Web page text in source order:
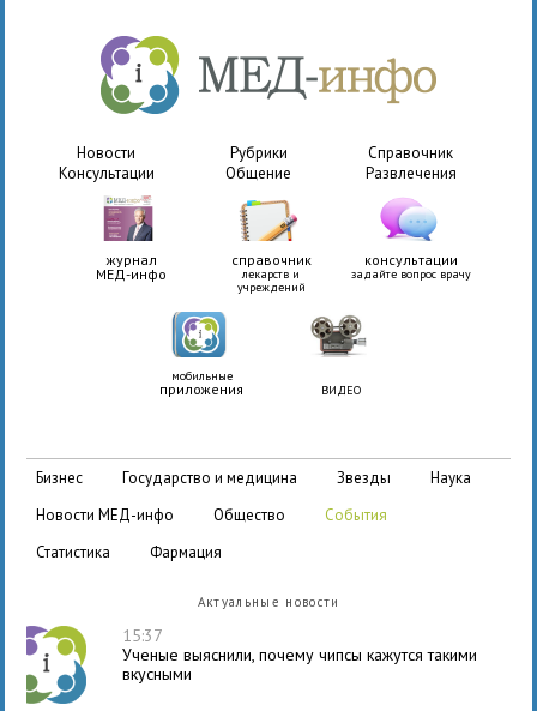
Новости Рубрики
Справочник
Консультации
Общение Развлечения
журнал
МЕД-инфо
справочник
лекарств и
учреждений
консультации
задайте вопрос врачу
мобильные
приложения ВИДЕО
бизнес государство и медицина звезды
наука
новости МЕД-инфо
общество
события
статистика
фармация
Актуальные новости
15:37
Ученые выяснили, почему чипсы кажутся такими
вкусными